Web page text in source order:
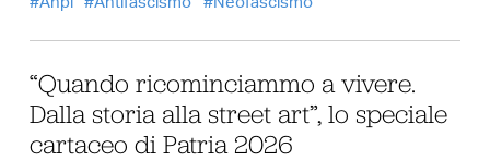
“Quando ricominciammo a vivere.
Dalla storia alla street art”, lo speciale
cartaceo di Patria 2026